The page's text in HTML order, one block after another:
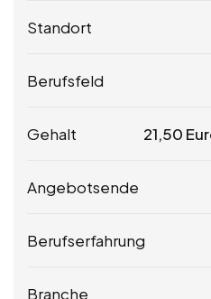
Standort
Berufsfeld
Gehalt 21,50
Angebotsende
Berufserfahrung
Branche